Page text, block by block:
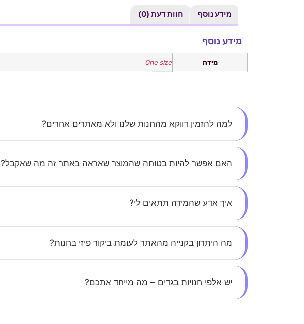
מידע נוסף חוות דעת (0)
מידע נוסף
מידה One size
למה להזמין דווקא מהחנות שלנו ולא מאתרים אחרים?
האם אפשר להיות בטוחה שהמוצר שאראה באתר זה מה שאקבל?
איך אדע שהמידה תתאים לי?
מה היתרון בקנייה מהאתר לעומת ביקור פיזי בחנות?
יש אלפי חנויות בגדים – מה מייחד אתכם?